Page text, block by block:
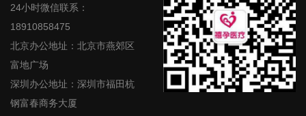
24小时微信联系：
18910858475
北京办公地址：北京市燕郊区
富地广场
深圳办公地址：深圳市福田杭
钢富春商务大厦